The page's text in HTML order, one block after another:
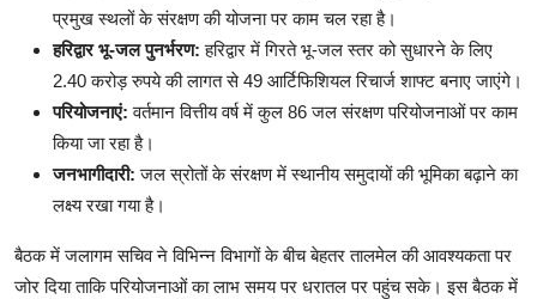
प्रमुख स्थलों के संरक्षण की योजना पर काम चल रहा है।
हरिद्वार भू-जल पुनर्भरण: हरिद्वार में गिरते भू-जल स्तर को सुधारने के लिए
2.40 करोड़ रुपये की लागत से 49 आर्टिफिशियल रिचार्ज शाफ्ट बनाए जाएंगे।
परियोजनाएं: वर्तमान वित्तीय वर्ष में कुल 86 जल संरक्षण परियोजनाओं पर काम
किया जा रहा है।
जनभागीदारी: जल स्रोतों के संरक्षण में स्थानीय समुदायों की भूमिका बढ़ाने का
लक्ष्य रखा गया है।
बैठक में जलागम सचिव ने विभिन्न विभागों के बीच बेहतर तालमेल की आवश्यकता पर
जोर दिया ताकि परियोजनाओं का लाभ समय पर धरातल पर पहुंच सके। इस बैठक में